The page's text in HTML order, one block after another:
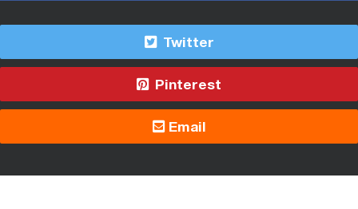
Twitter
Pinterest
Email